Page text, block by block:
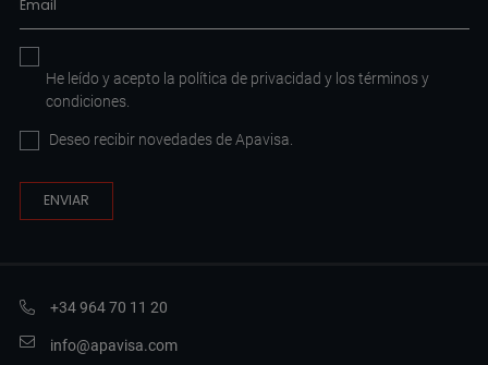
He leído y acepto la política de privacidad y lostérminos y
condiciones
Deseo recibir novedades de Apavisa.
+34 964 70 11 20
info@apavisa.com